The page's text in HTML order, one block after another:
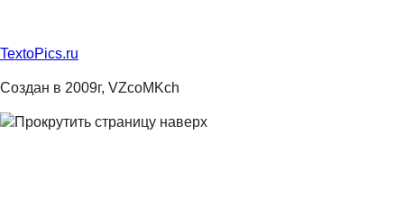
TextoPics.ru
Создан в 2009г, VZcoMKch